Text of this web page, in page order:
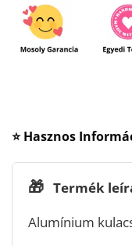
⭐ Hasznos
🎁 Termék
Alumínium